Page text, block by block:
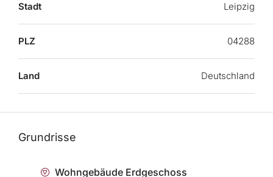
Stadt Leipzig
PLZ 04288
Land Deutschland
Grundrisse
Wohngebäude Erdgeschoss